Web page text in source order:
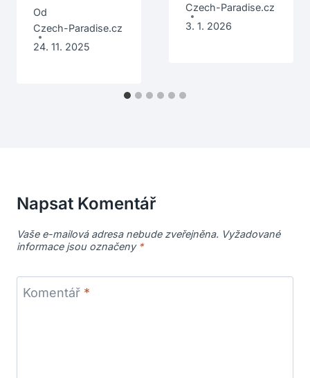
Od
Czech-Paradise.cz
24. 11. 2025
Czech-Paradise.cz
3. 1. 2026
Napsat Komentář
Vaše e-mailová adresa nebude zveřejněna. Vyžadované
informace jsou označeny *
Komentář *